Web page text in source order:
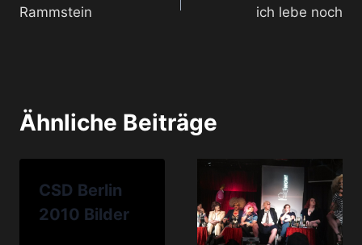
Rammstein ich lebe noch
Ähnliche Beiträge
CSD Berlin
2010 Bilder